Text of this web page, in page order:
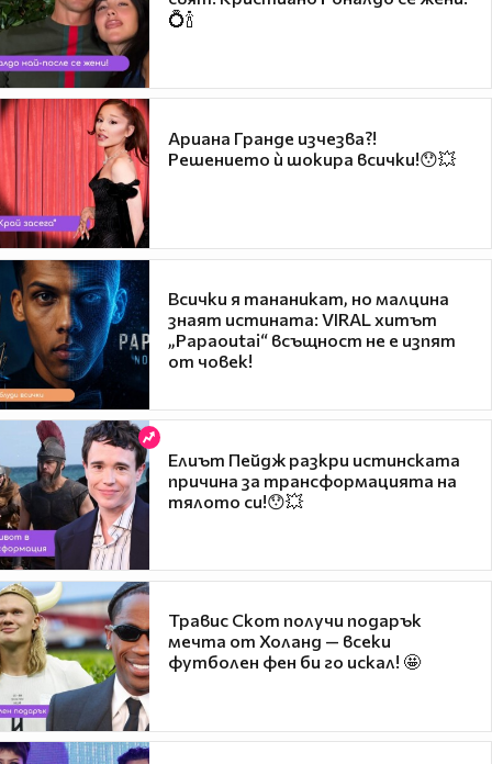
💍🍾
Ариана Гранде изчезва?!
Решението ѝ шокира всички!😯💥
Всички я тананикат, но малцина
знаят истината: VIRAL хитът
„Papaoutai“ всъщност не е изпят
от човек!
Елиът Пейдж разкри истинската
причина за трансформацията на
тялото си!😯💥
Травис Скот получи подарък
мечта от Холанд — всеки
футболен фен би го искал! 🤩